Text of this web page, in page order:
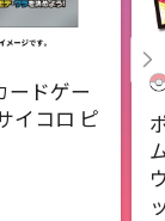
ードゲー
イコロ ピ